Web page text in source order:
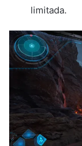
limitada.